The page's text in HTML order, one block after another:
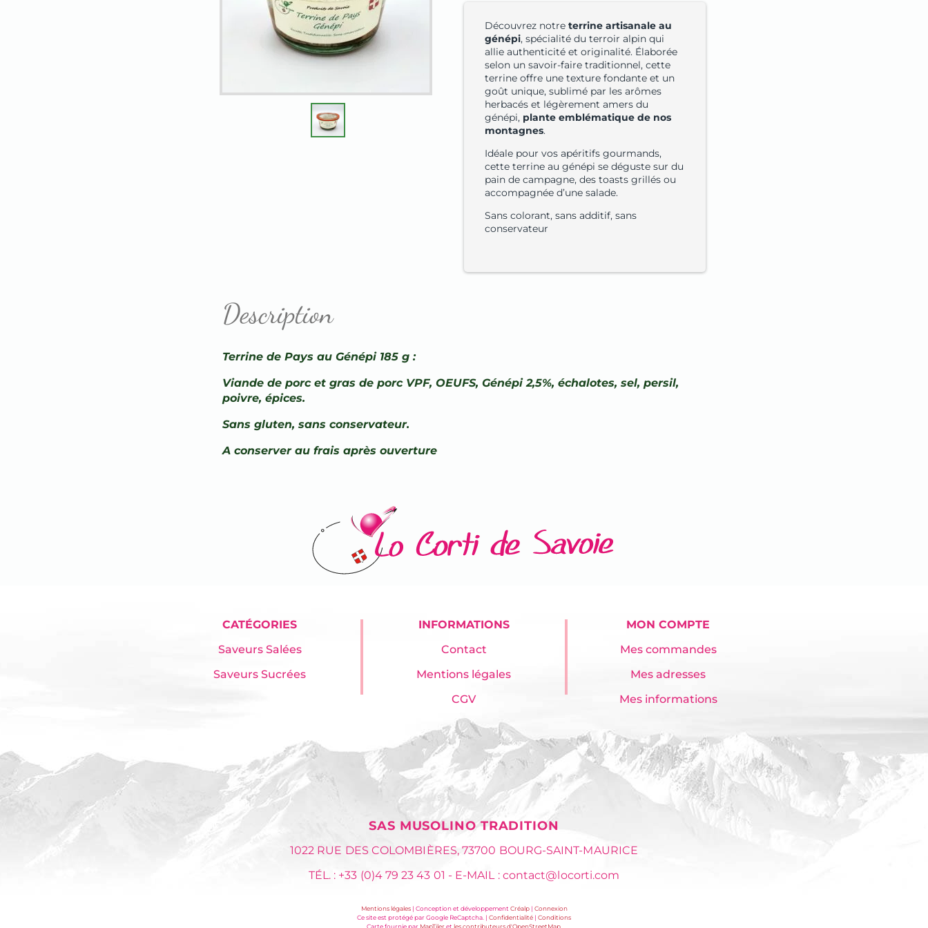
Découvrez notre terrine artisanale au
génépi, spécialité du terroir alpin qui
allie authenticité et originalité. Élaborée
selon un savoir-faire traditionnel, cette
terrine offre une texture fondante et un
goût unique, sublimé par les arômes
herbacés et légèrement amers du
génépi, plante emblématique de nos
montagnes.
Idéale pour vos apéritifs gourmands,
cette terrine au génépi se déguste sur du
pain de campagne, des toasts grillés ou
accompagnée d’une salade.
Sans colorant, sans additif, sans
conservateur
Description
Terrine de Pays au Génépi 185 g :
Viande de porc et gras de porc VPF, OEUFS, Génépi 2,5%, échalotes, sel, persil,
poivre, épices.
Sans gluten, sans conservateur.
A conserver au frais après ouverture
CATÉGORIES
Saveurs Salées
Saveurs Sucrées
INFORMATIONS
Contact
Mentions légales
CGV
MON COMPTE
Mes commandes
Mes adresses
Mes informations
SAS MUSOLINO TRADITION
1022 RUE DES COLOMBIÈRES,73700 BOURG-SAINT-MAURICE
TÉL. : +33 (0)4 79 23 43 01 - E-MAIL : contact@locorti.com
Mentions légales| Conception et développement Conception
et
développement
Créalp| Connexion
Ce site est protégé par Google ReCaptcha. | Google
ReCaptcha
Confidentialité | Google
ReCaptcha
Conditions
Carte fournie par Carte
MapTileret Données
les contributeurs d'OpenStreetMap.